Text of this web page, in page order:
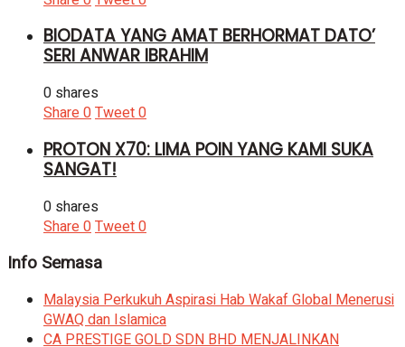
BIODATA YANG AMAT BERHORMAT DATO’
SERI ANWAR IBRAHIM
0 shares
Share0Tweet0
PROTON X70: LIMA POIN YANG KAMI SUKA
SANGAT!
0 shares
Share0Tweet0
Info Semasa
Malaysia Perkukuh Aspirasi Hab Wakaf Global Menerusi
GWAQ dan Islamica
CA PRESTIGE GOLD SDN BHD MENJALINKAN